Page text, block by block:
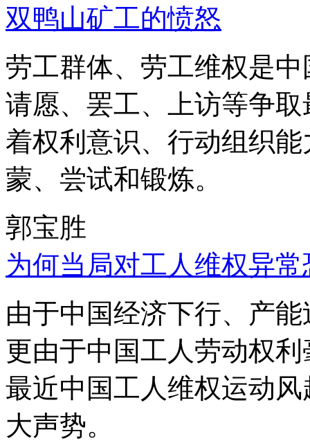
双鸭山矿工的愤怒
劳工群体、劳工维权是
请愿、罢工、上访等争
着权利意识、行动组织
蒙、尝试和锻炼。
郭宝胜
为何当局对工人维权异
由于中国经济下行、产
更由于中国工人劳动权
最近中国工人维权运动
大声势。